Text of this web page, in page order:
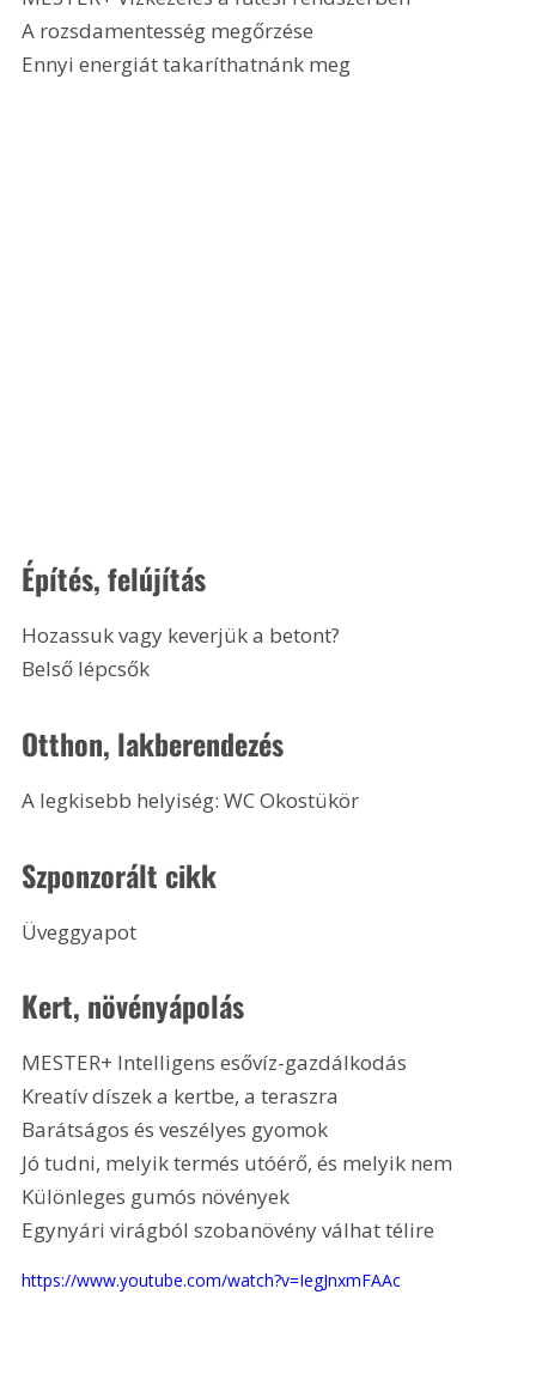
A rozsdamentesség megőrzése
Ennyi energiát takaríthatnánk meg
Építés, felújítás
Hozassuk vagy keverjük a betont?
Belső lépcsők
Otthon, lakberendezés
A legkisebb helyiség: WC Okostükör
Szponzorált cikk
Üveggyapot
Kert, növényápolás
MESTER+ Intelligens esővíz-gazdálkodás
Kreatív díszek a kertbe, a teraszra
Barátságos és veszélyes gyomok
Jó tudni, melyik termés utóérő, és melyik nem
Különleges gumós növények
Egynyári virágból szobanövény válhat télire
https://www.youtube.com/watch?v=IegJnxmFAAc